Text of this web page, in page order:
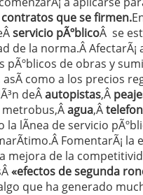
que se firmen.
servicio pÃºblicoÂ se
de la norma.Â AfectarÃ¡
pÃºblicos de obras y
asÃ­ como a los precios
deÂautopistas,Â
metrobus,Âagua,Â
la lÃ­nea de servicio
FomentarÃ¡ la
mejora de la
«efectos de segunda
que ha generado